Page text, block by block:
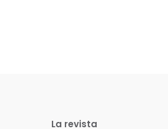
La revista